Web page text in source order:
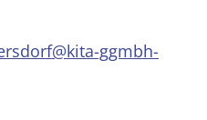
ggmbh-